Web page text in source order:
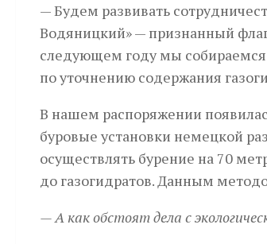
— Будем развивать
Водяницкий» — признанный
следующем году мы собираемся
по уточнению содержания
В нашем распоряжении
буровые установки немецкой
осуществлять бурение на 70
до газогидратов. Данным
— А как обстоят дела с